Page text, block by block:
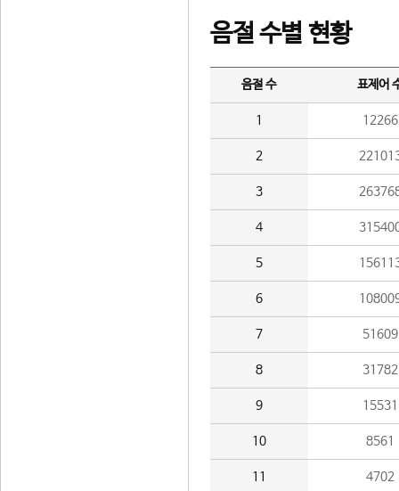
음절 수별 현황
음절 수 표제어
1 12266
2
3
4
5
6
7 51609
8 31782
9 15531
10 8561
11 4702